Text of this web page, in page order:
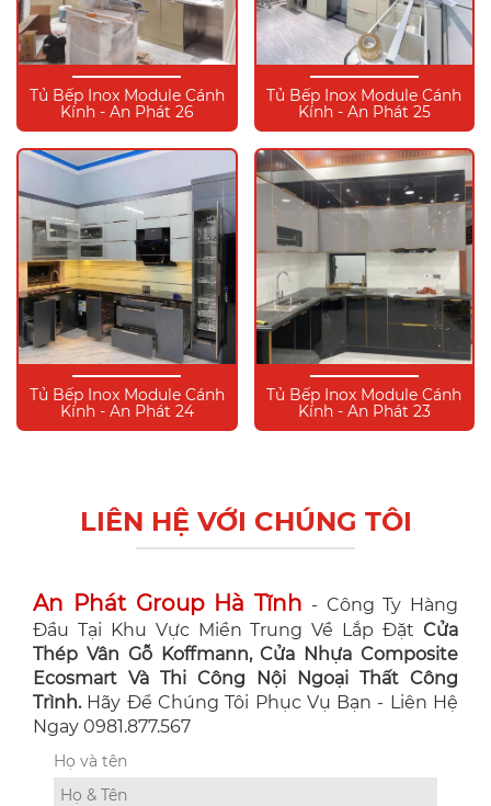
Tủ Bếp Inox Module Cánh
Kính - An Phát 26
Tủ Bếp Inox Module Cánh
Kính - An Phát 25
Tủ Bếp Inox Module Cánh
Kính - An Phát 24
Tủ Bếp Inox Module Cánh
Kính - An Phát 23
LIÊN HỆ VỚI CHÚNG TÔI
An Phát Group Hà Tĩnh - Công Ty Hàng
Đầu Tại Khu Vực Miền Trung Về Lắp Đặt Cửa
Thép Vân Gỗ Koffmann, Cửa Nhựa Composite
Ecosmart Và Thi Công Nội Ngoại Thất Công
Trình. Hãy Để Chúng Tôi Phục Vụ Bạn - Liên Hệ
Ngay 0981.877.567
Họ và tên